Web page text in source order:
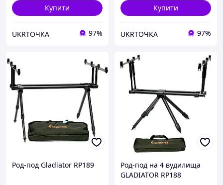
Купити
UKRТОЧКА 97%
Купити
UKRТОЧКА 97%
Род-под Gladiator RP189 Род-под на 4 вудилища
GLADIATOR RP188